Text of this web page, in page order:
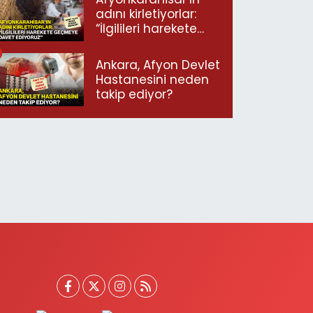
adını kirletiyorlar:
“İlgilileri harekete
ediyoruz”
Ankara, Afyon Devlet
Hastanesini neden
takip ediyor?